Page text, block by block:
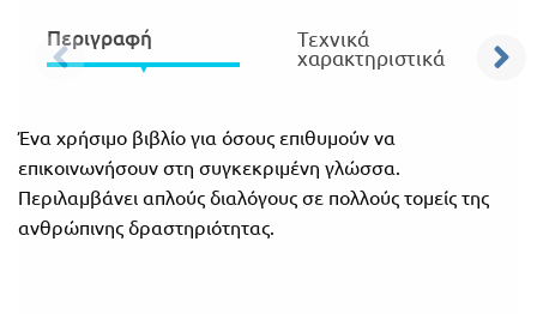
Πανελλήνιοι
Μαθητικοί
Παζλ και
Επιτραπέζια
Παιχνίδια
Ε.ΠΑΛ.
όλο
το
λύκειο
Περιγραφή Τεχνικά
χαρακτηριστικά
Ένα χρήσιμο βιβλίο για όσους επιθυμούν να
επικοινωνήσουν στη συγκεκριμένη γλώσσα.
Περιλαμβάνει απλούς διαλόγους σε πολλούς τομείς της
ανθρώπινης δραστηριότητας.